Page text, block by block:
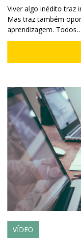
Viver algo inédito traz
Mas traz também
aprendizagem. Todos…
VÍDEO